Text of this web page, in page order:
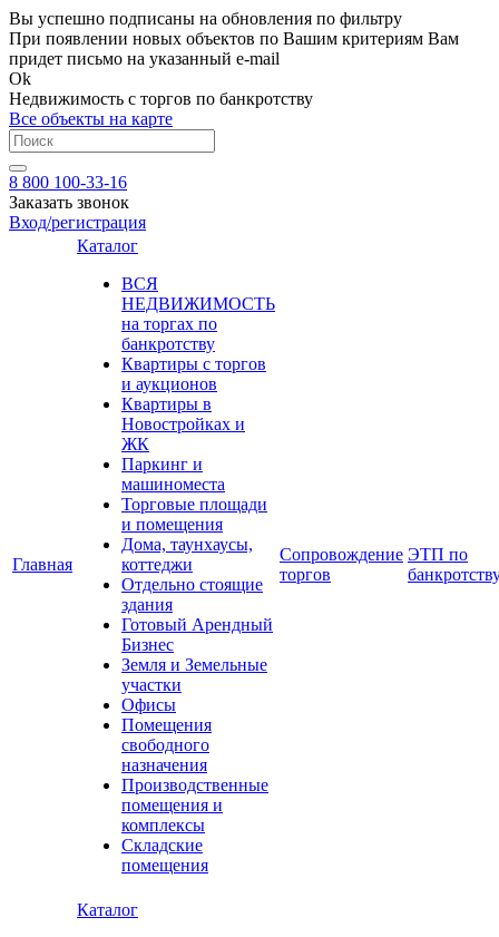
Вы успешно подписаны на обновления по фильтру
При появлении новых объектов по Вашим критериям Вам
придет письмо на указанный e-mail
Ok
Недвижимость с торгов по банкротству
Все объекты на карте
8 800 100-33-16
Заказать звонок
Вход/регистрация
Главная
Каталог
ВСЯ
НЕДВИЖИМОСТЬ
на торгах по
банкротству
Квартиры с торгов
и аукционов
Квартиры в
Новостройках и
ЖК
Паркинг и
машиноместа
Торговые площади
и помещения
Дома, таунхаусы,
коттеджи
Отдельно стоящие
здания
Готовый Арендный
Бизнес
Земля и Земельные
участки
Офисы
Помещения
свободного
назначения
Производственные
помещения и
комплексы
Складские
помещения
Сопровождение
торгов
ЭТП по
Каталог